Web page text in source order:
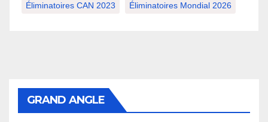
Éliminatoires CAN 2023 Éliminatoires Mondial 2026
GRAND ANGLE